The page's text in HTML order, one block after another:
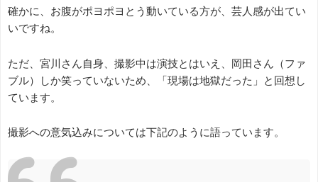
確かに、お腹がポヨポヨとう動いている方が、芸人感が出てい
いですね。
ただ、宮川さん自身、撮影中は演技とはいえ、岡田さん（ファ
ブル）しか笑っていないため、「現場は地獄だった」と回想し
ています。
撮影への意気込みについては下記のように語っています。